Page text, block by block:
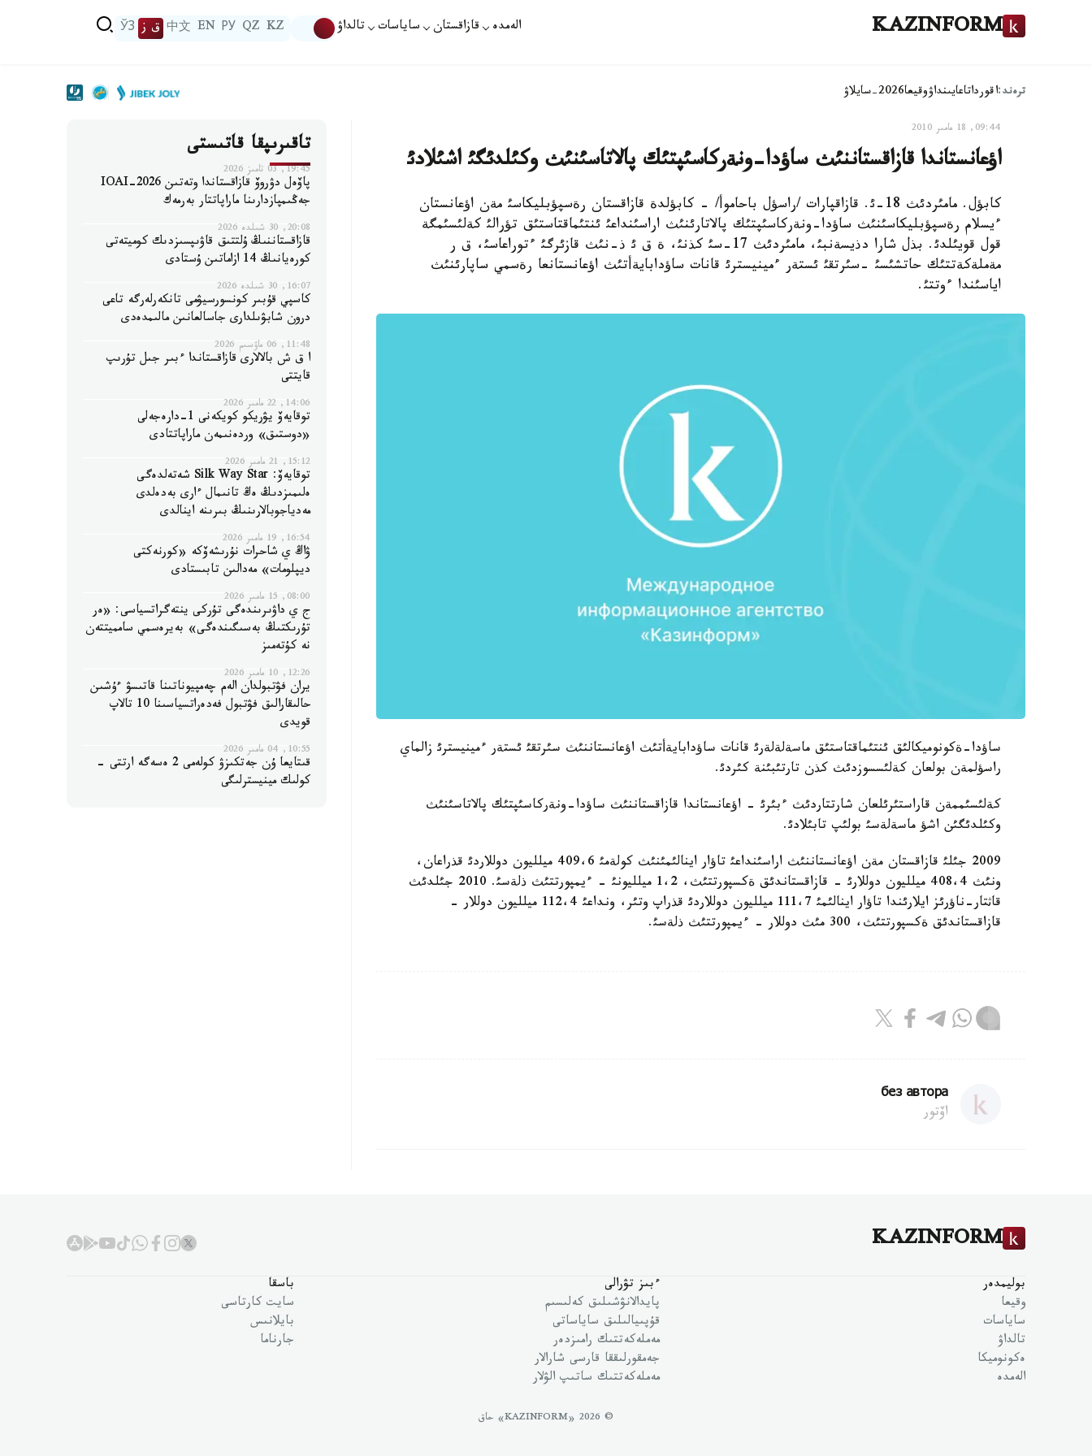
KAZINFORM الەمدە قازاقستان ساياسات تالداۋ KZ
QZ
РУ
EN
中文 ق ز ЎЗ
ترەند:اقورداتاعايىنداۋوقيعا2026-سايلاۋ
09:44, 18 مامىر 2010
اؤعانستاندا قازاقستاننئث ساؤدا-ونةركاسئپتئك پالاتاسئنئث وكئلدئگئ اشئلادئ
كابؤل. مامئردئث 18-ئ. قازاقپارات /راسؤل باحاموأ/ - كابؤلدة قازاقستان رةسپؤبليكاسئ مةن اؤعانستان
ءيسلام رةسپؤبليكاسئنئث ساؤدا-ونةركاسئپتئك پالاتارئنئث اراسئنداعئ ئنتئماقتاستئق تؤرالئ كةلئسئمگة
قول قويئلدئ. بذل شارا دذيسةنبئ، مامئردئث 17-سئ كذنئ، ة ق ئ ذ-نئث قازئرگئ ءتوراعاسئ، ق ر
مةملةكةتتئك حاتشئسئ -سئرتقئ ئستةر ءمينيسترئ قانات ساؤدابايةأتئث اؤعانستانعا رةسمي ساپارئنئث
اياسئندا ءوتتئ.
ساؤدا-ةكونوميكالئق ئنتئماقتاستئق ماسةلةلةرئ قانات ساؤدابايةأتئث اؤعانستاننئث سئرتقئ ئستةر ءمينيسترئ زالماي
راسؤلمةن بولعان كةلئسسوزدئث كذن تارتئبئنة كئردئ.
كةلئسئممةن قاراستئرئلعان شارتتاردئث ءبئرئ - اؤعانستاندا قازاقستاننئث ساؤدا-ونةركاسئپتئك پالاتاسئنئث
وكئلدئگئن اشؤ ماسةلةسئ بولئپ تابئلادئ.
2009 جئلئ قازاقستان مةن اؤعانستاننئث اراسئنداعئ تاؤار اينالئمئنئث كولةمئ 409،6 ميلليون دوللاردئ قذراعان،
ونئث 408،4 ميلليون دوللارئ - قازاقستاندئق ةكسپورتتئث، 1،2 ميلليونئ - ءيمپورتتئث ذلةسئ. 2010 جئلدئث
قاثتار-ناؤرئز ايلارئندا تاؤار اينالئمئ 111،7 ميلليون دوللاردئ قذراپ وتئر، ونداعئ 112،4 ميلليون دوللار -
قازاقستاندئق ةكسپورتتئث، 300 مئث دوللار - ءيمپورتتئث ذلةسئ.
без автора
اۆتور
تاقىرىپقا قاتىستى
19:45, 03 تامىز 2026
پاۆەل دۋروۆ قازاقستاندا وتەتىن IOAI-2026
جەڭىمپازدارىنا ماراپاتتار بەرمەك
20:08, 30 شىلدە 2026
قازاقستاننىڭ ۇلتتىق قاۋىپسىزدىك كوميتەتى
كورەيانىڭ 14 ازاماتىن ۇستادى
16:07, 30 شىلدە 2026
كاسپي قۇبىر كونسورسيۋمى تانكەرلەرگە تاعى
درون شابۋىلدارى جاسالعانىن مالىمدەدى
11:48, 06 ماۋسىم 2026
ا ق ش بالالارى قازاقستاندا ءبىر جىل تۇرىپ
قايتتى
14:06, 22 مامىر 2026
توقايەۆ يۋريكو كويكەنى 1-دارەجەلى
«دوستىق» وردەنىمەن ماراپاتتادى
15:12, 21 مامىر 2026
توقايەۆ: Silk Way Star شەتەلدەگى
ەلىمىزدىڭ ەڭ تانىمال ءارى بەدەلدى
مەدياجوبالارىنىڭ بىرىنە اينالدى
16:54, 19 مامىر 2026
ۋاڭ ي شاحرات نۇرىشەۆكە «كورنەكتى
ديپلومات» مەدالىن تابىستادى
08:00, 15 مامىر 2026
ج ي داۋىرىندەگى تۇركى ينتەگراتسياسى: «ەر
تۇرىكتىڭ بەسىگىندەگى» بەيرەسمي سامميتتەن
نە كۇتەمىز
12:26, 10 مامىر 2026
يران فۋتبولدان الەم چەمپيوناتىنا قاتىسۋ ءۇشىن
حالىقارالىق فۋتبول فەدەراتسياسىنا 10 تالاپ
قويدى
10:55, 04 مامىر 2026
قىتايعا ۇن جەتكىزۋ كولەمى 2 ەسەگە ارتتى -
كولىك مينيسترلىگى
KAZINFORM
بوليمدەر
وقيعا
ساياسات
تالداۋ
ەكونوميكا
الەمدە
ءبىز تۋرالى
پايدالانۋشىلىق كەلىسىم
قۇپىيالىلىق ساياساتى
مەملەكەتتىك رامىزدەر
جەمقورلىققا قارسى شارالار
مەملەكەتتىك ساتىپ الۋلار
باسقا
سايت كارتاسى
بايلانىس
جارناما
© 2026 «KAZINFORM» حاق